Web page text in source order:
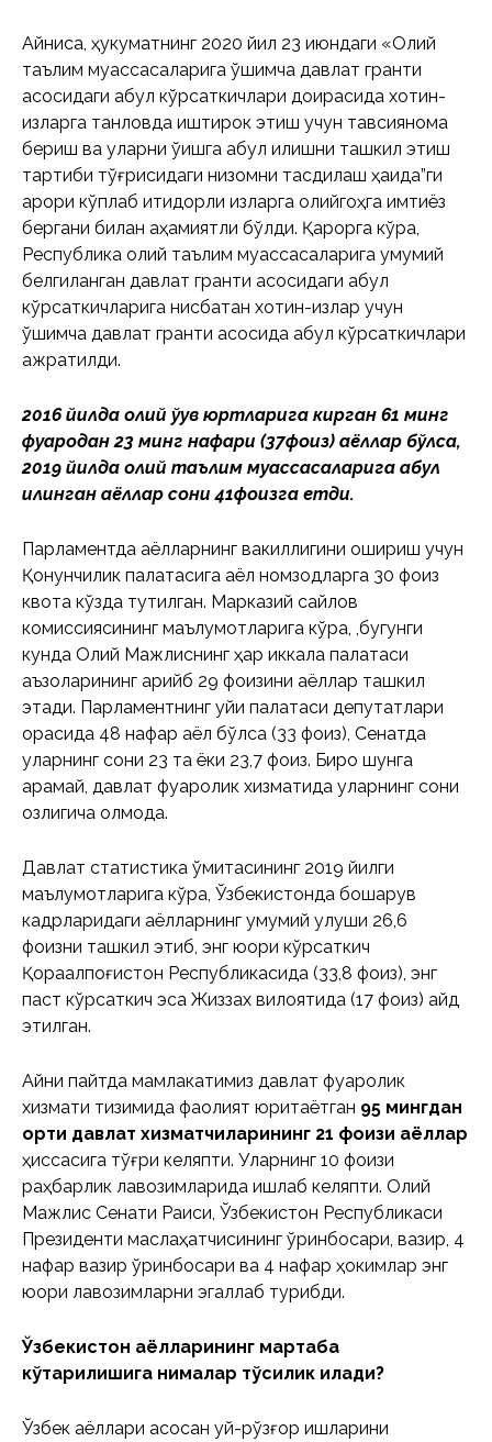
Айниқса, ҳукуматнинг 2020 йил 23 июндаги «Олий
таълим муассасаларига қўшимча давлат гранти
асосидаги қабул кўрсаткичлари доирасида хотин-
қизларга танловда иштирок этиш учун тавсиянома
бериш ва уларни ўқишга қабул қилишни ташкил этиш
тартиби тўғрисидаги низомни тасдиқлаш ҳақида”ги
қарори кўплаб иқтидорли қизларга олийгоҳга имтиёз
бергани билан аҳамиятли бўлди. Қарорга кўра,
Республика олий таълим муассасаларига умумий
белгиланган давлат гранти асосидаги қабул
кўрсаткичларига нисбатан хотин-қизлар учун
қўшимча давлат гранти асосида қабул кўрсаткичлари
ажратилди.
2016 йилда олий ўқув юртларига кирган 61 минг
фуқародан 23 минг нафари (37фоиз) аёллар бўлса,
2019 йилда олий таълим муассасаларига қабул
қилинган аёллар сони 41фоизга етди.
Парламентда аёлларнинг вакиллигини ошириш учун
Қонунчилик палатасига аёл номзодларга 30 фоиз
квота кўзда тутилган. Марказий сайлов
комиссиясининг маълумотларига кўра, ,бугунги
кунда Олий Мажлиснинг ҳар иккала палатаси
аъзоларининг қарийб 29 фоизини аёллар ташкил
этади. Парламентнинг қуйи палатаси депутатлари
орасида 48 нафар аёл бўлса (33 фоиз), Сенатда
уларнинг сони 23 та ёки 23,7 фоиз. Бироқ шунга
қарамай, давлат фуқаролик хизматида уларнинг сони
озлигича қолмоқда.
Давлат статистика қўмитасининг 2019 йилги
маълумотларига кўра, Ўзбекистонда бошқарув
кадрларидаги аёлларнинг умумий улуши 26,6
фоизни ташкил этиб, энг юқори кўрсаткич
Қорақалпоғистон Республикасида (33,8 фоиз), энг
паст кўрсаткич эса Жиззах вилоятида (17 фоиз) қайд
этилган.
Айни пайтда мамлакатимиз давлат фуқаролик
хизмати тизимида фаолият юритаётган 95 мингдан
ортиқ давлат хизматчиларининг 21 фоизи аёллар
ҳиссасига тўғри келяпти. Уларнинг 10 фоизи
раҳбарлик лавозимларида ишлаб келяпти. Олий
Мажлис Сенати Раиси, Ўзбекистон Республикаси
Президенти маслаҳатчисининг ўринбосари, вазир, 4
нафар вазир ўринбосари ва 4 нафар ҳокимлар энг
юқори лавозимларни эгаллаб турибди.
Ўзбекистон аёлларининг мартаба
кўтарилишига нималар тўсиқлик қилади?
Ўзбек аёллари асосан уй-рўзғор ишларини